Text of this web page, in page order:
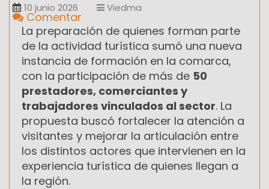
10 junio 2026 Viedma
Comentar
La preparación de quienes forman parte
de la actividad turística sumó una nueva
instancia de formación en la comarca,
con la participación de más de 50
prestadores, comerciantes y
trabajadores vinculados al sector. La
propuesta buscó fortalecer la atención a
visitantes y mejorar la articulación entre
los distintos actores que intervienen en la
experiencia turística de quienes llegan a
la región.